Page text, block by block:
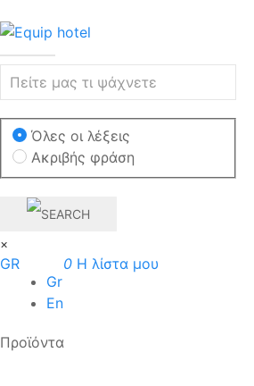
Όλες οι λέξεις
Ακριβής φράση
×
GR
Gr
En
0 Η λίστα μου
Προϊόντα